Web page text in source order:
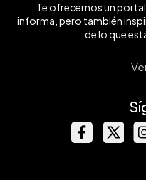
Te ofrecemos un
informa, pero también
de lo que